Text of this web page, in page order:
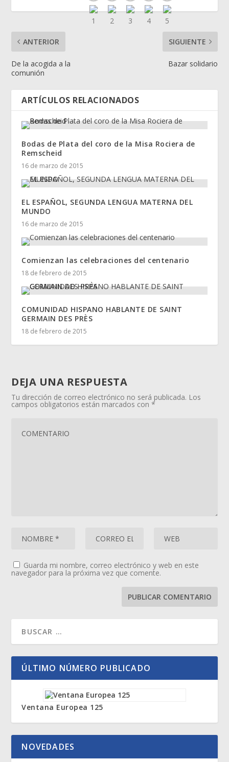
ANTERIOR
De la acogida a la
comunión
SIGUIENTE
Bazar solidario
ARTÍCULOS RELACIONADOS
Bodas de Plata del coro de la Misa Rociera de
Remscheid
16 de marzo de 2015
EL ESPAÑOL, SEGUNDA LENGUA MATERNA DEL
MUNDO
16 de marzo de 2015
Comienzan las celebraciones del centenario
18 de febrero de 2015
COMUNIDAD HISPANO HABLANTE DE SAINT
GERMAIN DES PRÈS
18 de febrero de 2015
DEJA UNA RESPUESTA
Tu dirección de correo electrónico no será publicada. Los
campos obligatorios están marcados con*
Guarda mi nombre, correo electrónico y web en este
navegador para la próxima vez que comente.
ÚLTIMO NÚMERO PUBLICADO
Ventana Europea 125
NOVEDADES